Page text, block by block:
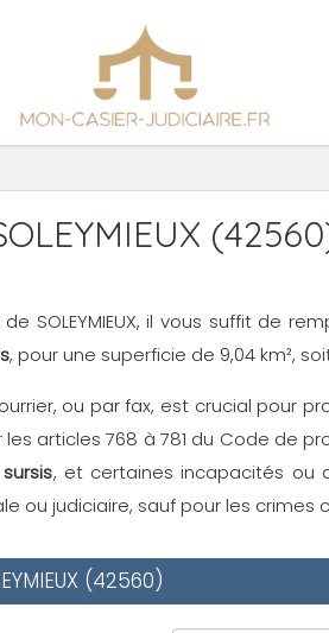
il vous suffit de
, pour une superficie de 9,04 km²,
ou par fax, est crucial pour
articles 768 à 781 du Code de
, et certaines incapacités ou
judiciaire, sauf pour les crimes
(42560)